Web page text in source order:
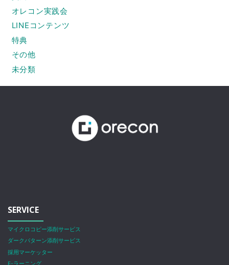
オレコン実践会
LINEコンテンツ
特典
その他
未分類
SERVICE
マイクロコピー添削サービス
ダークパターン添削サービス
採用マーケッター